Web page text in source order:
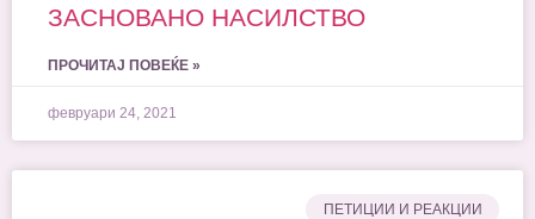
ЗАСНОВАНО НАСИЛСТВО
ПРОЧИТАЈ ПОВЕЌЕ »
февруари 24, 2021
ПЕТИЦИИ И РЕАКЦИИ